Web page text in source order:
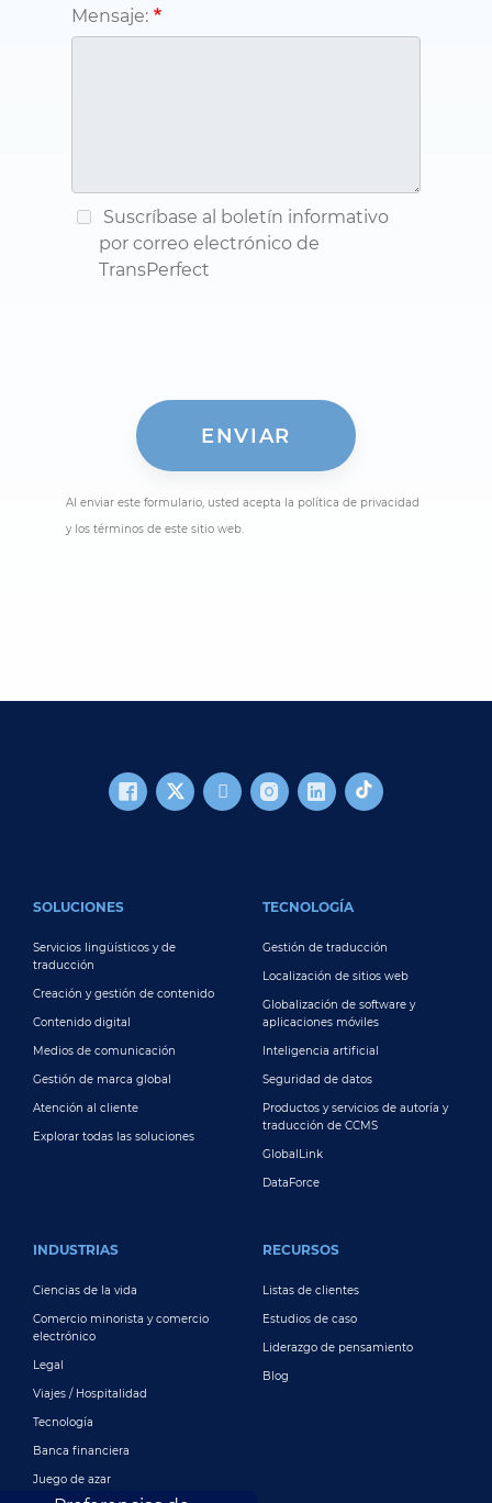
Mensaje:
Suscríbase al boletín informativo
por correo electrónico de
TransPerfect
Al enviar este formulario, usted acepta la política de privacidad
y los términos de este sitio web.
SOLUCIONES
Servicios lingüísticos y de
traducción
Creación y gestión de contenido
Contenido digital
Medios de comunicación
Gestión de marca global
Atención al cliente
Explorar todas las soluciones
TECNOLOGÍA
Gestión de traducción
Localización de sitios web
Globalización de software y
aplicaciones móviles
Inteligencia artificial
Seguridad de datos
Productos y servicios de autoría y
traducción de CCMS
GlobalLink
DataForce
INDUSTRIAS
Ciencias de la vida
Comercio minorista y comercio
electrónico
Legal
Viajes / Hospitalidad
Tecnología
Banca financiera
Juego de azar
RECURSOS
Listas de clientes
Estudios de caso
Liderazgo de pensamiento
Blog